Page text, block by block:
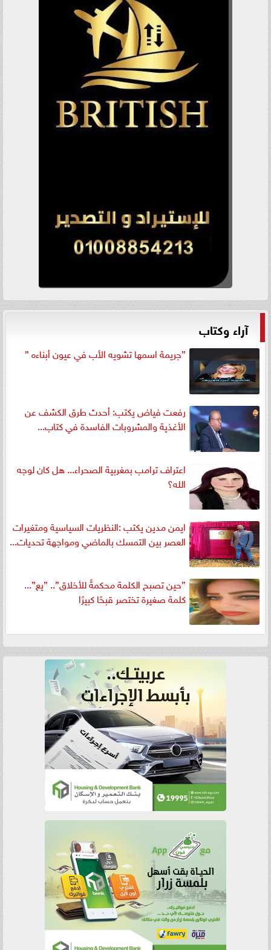
آراء وكتاب
”جريمة اسمها تشويه الأب في عيون أبناءه ”
رفعت فياض يكتب: أحدث طرق الكشف عن
الأغذية والمشروبات الفاسدة في كتاب...
اعتراف ترامب بمغربية الصحراء... هل كان لوجه
الله؟
ايمن مدين يكتب :النظريات السياسية ومتغيرات
العصر بين التمسك بالماضي ومواجهة تحديات...
”حين تصبح الكلمة محكمةً للأخلاق”.. ”يع”...
كلمة صغيرة تختصر قبحًا كبيرًا